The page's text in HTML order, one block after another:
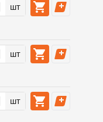
шт
шт
шт